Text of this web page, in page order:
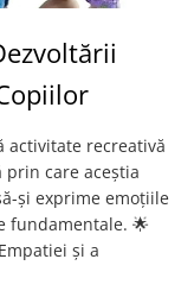
activitate recreativă
care aceștia
și exprime emoțiile
fundamentale. 🌟
și a